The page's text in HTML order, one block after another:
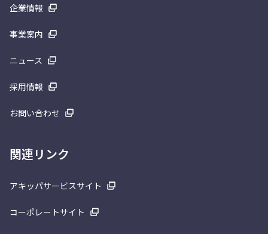
企業情報
事業案内
ニュース
採用情報
お問い合わせ
関連リンク
アキッパサービスサイト
コーポレートサイト